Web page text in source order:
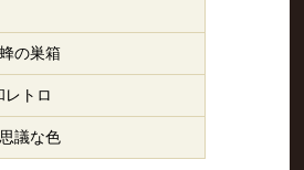
の巣箱
レトロ
議な色